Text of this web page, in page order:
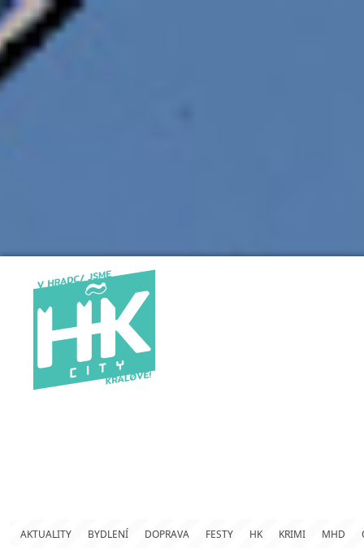
AKTUALITY BYDLENÍ DOPRAVA FESTY HK KRIMI MHD